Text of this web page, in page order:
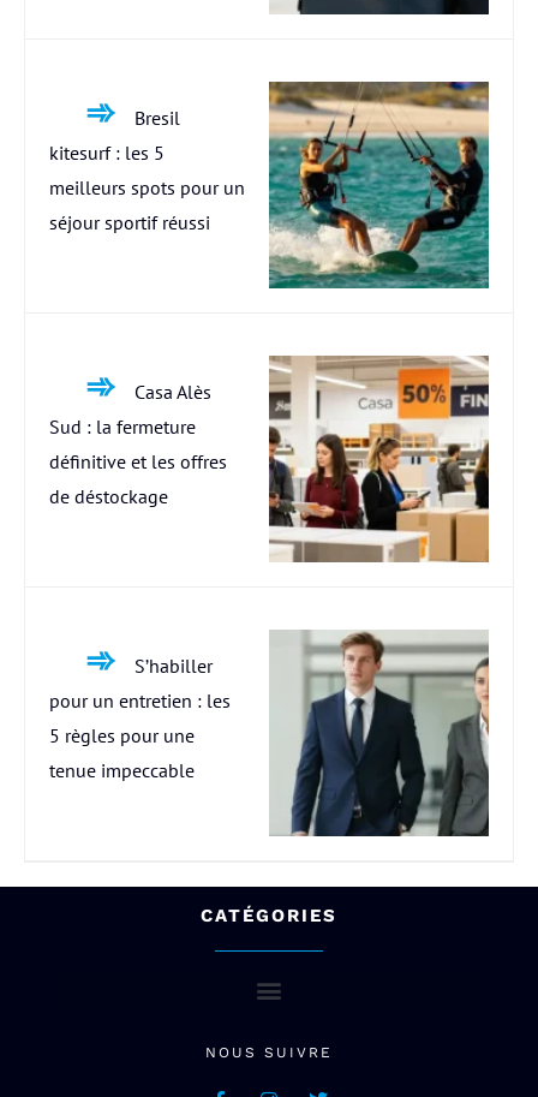
Bresil
kitesurf : les 5
meilleurs spots pour un
séjour sportif réussi
Casa Alès
Sud : la fermeture
définitive et les offres
de déstockage
S’habiller
pour un entretien : les
5 règles pour une
tenue impeccable
CATÉGORIES
NOUS SUIVRE